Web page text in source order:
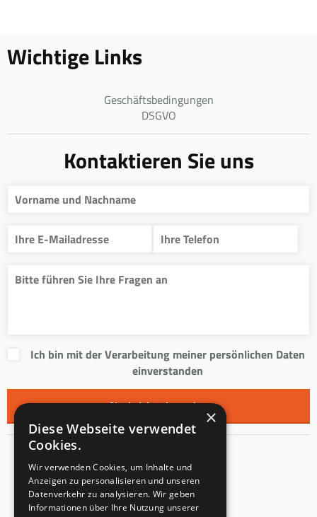
Wichtige Links
Geschäftsbedingungen
DSGVO
Kontaktieren Sie uns
Ich bin mit der Verarbeitung meiner persönlichen Daten
einverstanden
Kontakt
Innentreppen s.r.o.
Mladoňovice 65
×
Diese Webseite verwendet
Cookies.
Wir verwenden Cookies, um Inhalte und
Anzeigen zu personalisieren und unseren
Datenverkehr zu analysieren. Wir geben
Informationen über Ihre Nutzung unserer